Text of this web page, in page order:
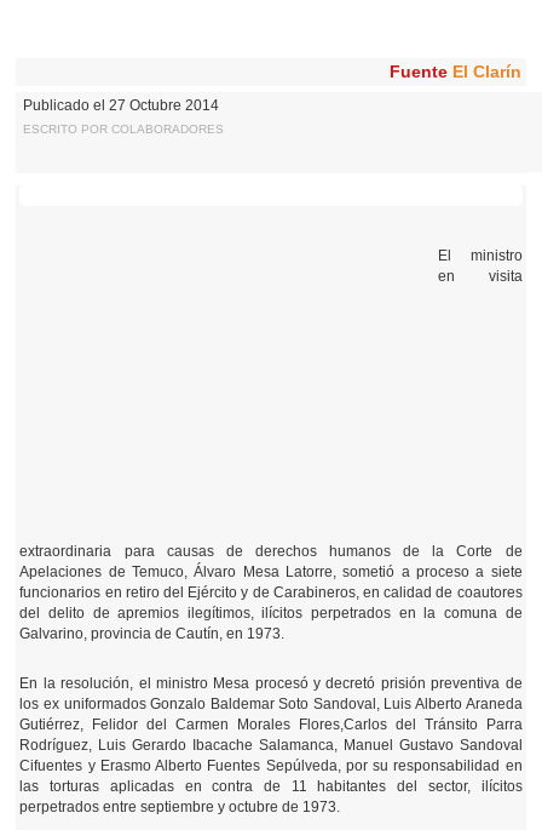
Fuente El Clarín
Publicado el 27 Octubre 2014
ESCRITO POR COLABORADORES
El ministro
en visita
extraordinaria para causas de derechos humanos de la Corte de
Apelaciones de Temuco, Álvaro Mesa Latorre, sometió a proceso a siete
funcionarios en retiro del Ejército y de Carabineros, en calidad de coautores
del delito de apremios ilegítimos, ilícitos perpetrados en la comuna de
Galvarino, provincia de Cautín, en 1973.
En la resolución, el ministro Mesa procesó y decretó prisión preventiva de
los ex uniformados Gonzalo Baldemar Soto Sandoval, Luis Alberto Araneda
Gutiérrez, Felidor del Carmen Morales Flores,Carlos del Tránsito Parra
Rodríguez, Luis Gerardo Ibacache Salamanca, Manuel Gustavo Sandoval
Cifuentes y Erasmo Alberto Fuentes Sepúlveda, por su responsabilidad en
las torturas aplicadas en contra de 11 habitantes del sector, ilícitos
perpetrados entre septiembre y octubre de 1973.